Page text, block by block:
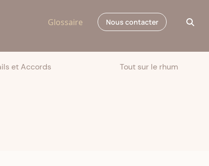
Glossaire Nous contacter
et Accords Tout sur le rhum